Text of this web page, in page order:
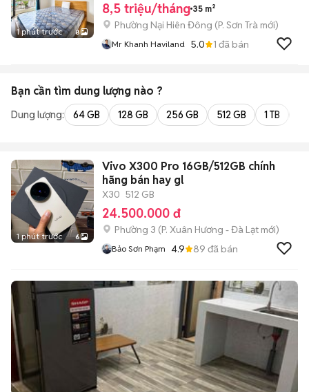
1 phút trước 8
8,5 triệu/tháng 35 m²
Phường Nại Hiên Đông (P. Sơn Trà mới)
Mr Khanh Haviland 5.0 1 đã bán
Bạn cần tìm dung lượng nào ?
Dung lượng: 64 GB 128 GB 256 GB 512 GB 1 TB
1 phút trước 6
Vivo X300 Pro 16GB/512GB chính
hãng bán hay gl
X30 512 GB
24.500.000 đ
Phường 3 (P. Xuân Hương - Đà Lạt mới)
Bảo Sơn Phạm 4.9 89 đã bán